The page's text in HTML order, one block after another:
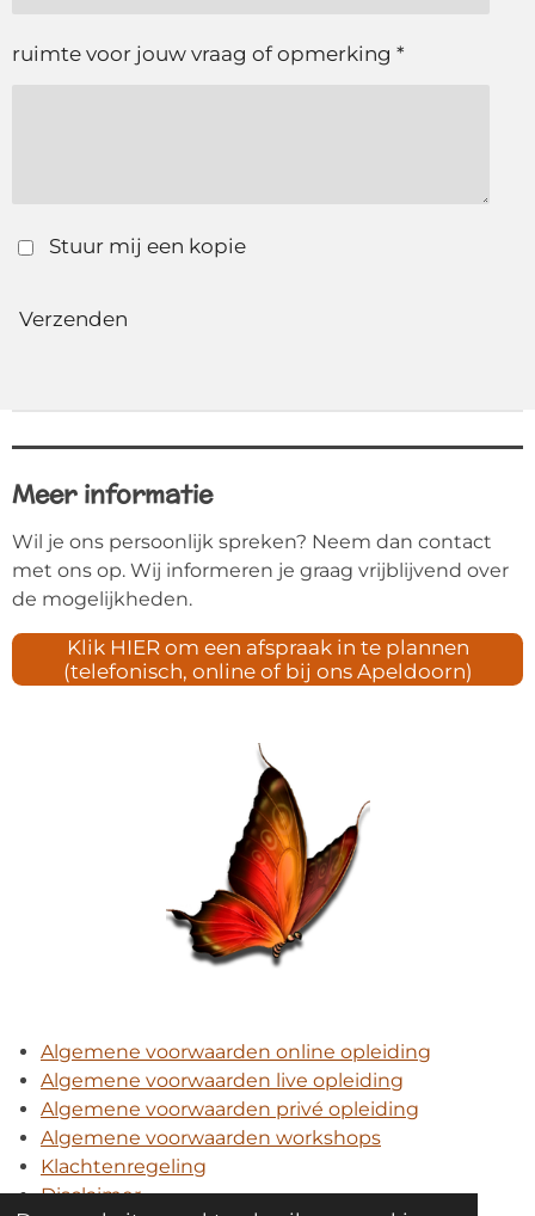
ruimte voor jouw vraag of opmerking *
Stuur mij een kopie
Verzenden
Meer informatie
Wil je ons persoonlijk spreken? Neem dan contact
met ons op. Wij informeren je graag vrijblijvend over
de mogelijkheden.
Klik HIER om een afspraak in te plannen
(telefonisch, online of bij ons Apeldoorn)
Algemene voorwaarden online opleiding
Algemene voorwaarden live opleiding
Algemene voorwaarden privé opleiding
Algemene voorwaarden workshops
Klachtenregeling
Disclaimer